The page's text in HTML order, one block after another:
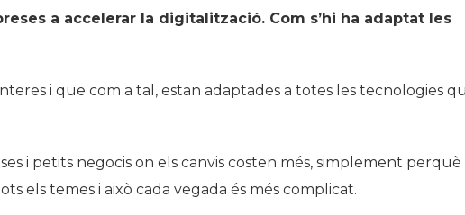
a accelerar la digitalització. Com s’hi ha adaptat les
i que com a tal, estan adaptades a totes les tecnologies
i petits negocis on els canvis costen més, simplement perquè
els temes i això cada vegada és més complicat.